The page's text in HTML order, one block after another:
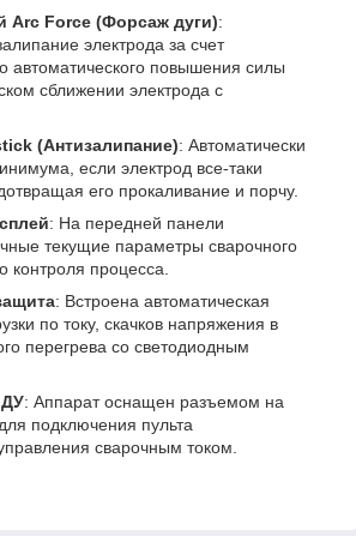
Arc Force (Форсаж дуги):
электрода за счет
автоматического повышения силы
сближении электрода с
(Антизалипание): Автоматически
если электрод все-таки
его прокаливание и порчу.
: На передней панели
текущие параметры сварочного
контроля процесса.
: Встроена автоматическая
по току, скачков напряжения в
перегрева со светодиодным
: Аппарат оснащен разъемом на
подключения пульта
сварочным током.